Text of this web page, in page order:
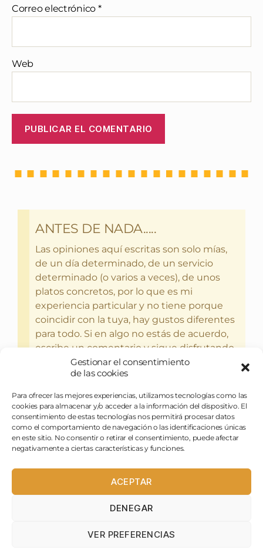
Gestionar el consentimiento
de las cookies
Para ofrecer las mejores experiencias, utilizamos tecnologías como las
cookies para almacenar y/o acceder a la información del dispositivo. El
consentimiento de estas tecnologías nos permitirá procesar datos
como el comportamiento de navegación o las identificaciones únicas
en este sitio. No consentir o retirar el consentimiento, puede afectar
negativamente a ciertas características y funciones.
ACEPTAR
DENEGAR
VER PREFERENCIAS
Correo electrónico *
Web
ANTES DE NADA.....
Las opiniones aquí escritas son solo mías,
de un día determinado, de un servicio
determinado (o varios a veces), de unos
platos concretos, por lo que es mi
experiencia particular y no tiene porque
coincidir con la tuya, hay gustos diferentes
para todo. Si en algo no estás de acuerdo,
escribe un comentario y sigue disfrutando
del bebercio y el glotoneo.